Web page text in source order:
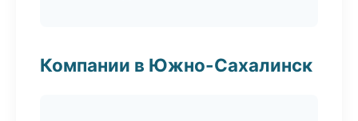
Компании в Южно-Сахалинск